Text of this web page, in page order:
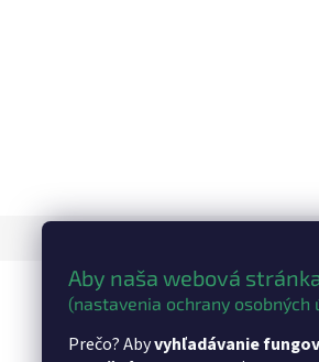
Aby naša webová
(nastavenia ochrany osobných
Prečo? Abyvyhľadávanie